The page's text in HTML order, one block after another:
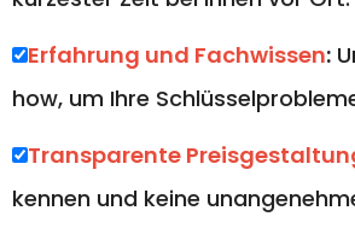
Erfahrung und Fachwissen:
how, um Ihre
Transparente
kennen und keine